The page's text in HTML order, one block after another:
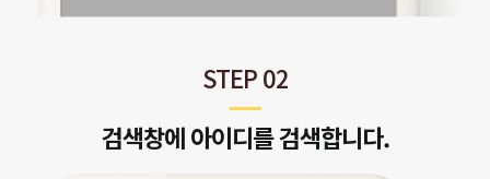
STEP 02
검색창에 아이디를 검색합니다.